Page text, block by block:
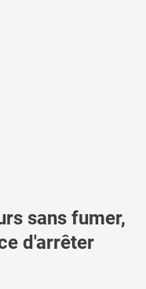
sans fumer,
d'arrêter